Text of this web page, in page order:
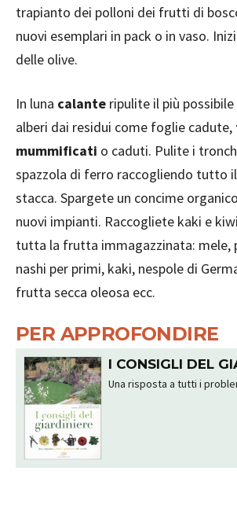
trapianto dei polloni dei frutti di
nuovi esemplari in pack o in vaso.
delle olive.
In luna calante ripulite il più
alberi dai residui come foglie cadute,
mummificati o caduti. Pulite i
spazzola di ferro raccogliendo tutto
stacca. Spargete un concime
nuovi impianti. Raccogliete kaki e
tutta la frutta immagazzinata: mele,
nashi per primi, kaki, nespole di
frutta secca oleosa ecc.
PER APPROFONDIRE
I CONSIGLI DEL
Una risposta a tutti i